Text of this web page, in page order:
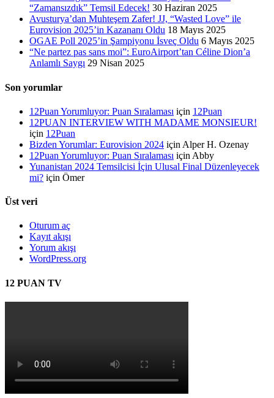
“Zamansızdık” Temsil Edecek! 30 Haziran 2025
Avusturya’dan Muhteşem Zafer! JJ, “Wasted Love” ile
Eurovision 2025’in Kazananı Oldu 18 Mayıs 2025
OGAE Poll 2025’in Şampiyonu İsveç Oldu 6 Mayıs 2025
“Ne partez pas sans moi”: EuroAirport’tan Céline Dion’a
Anlamlı Saygı 29 Nisan 2025
Son yorumlar
12Puan Yorumluyor: Puan Sıralaması için 12Puan
12PUAN INTERVIEW WITH MADAME MONSIEUR!
için 12Puan
Bizden Yorumlar: Eurovision 2024 için Alper H. Ozenay
12Puan Yorumluyor: Puan Sıralaması için Abby
Yunanistan 2024 Temsilcisi İçin Ulusal Final Düzenleyecek
mi? için Ömer
Üst veri
Oturum aç
Kayıt akışı
Yorum akışı
WordPress.org
12 PUAN TV